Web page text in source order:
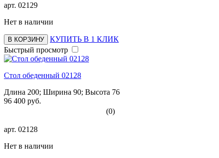
арт. 02129
Нет в наличии
В КОРЗИНУ
КУПИТЬ В 1 КЛИК
Быстрый просмотр
Стол обеденный 02128
Длина 200; Ширина 90; Высота 76
96 400 руб.
(0)
арт. 02128
Нет в наличии